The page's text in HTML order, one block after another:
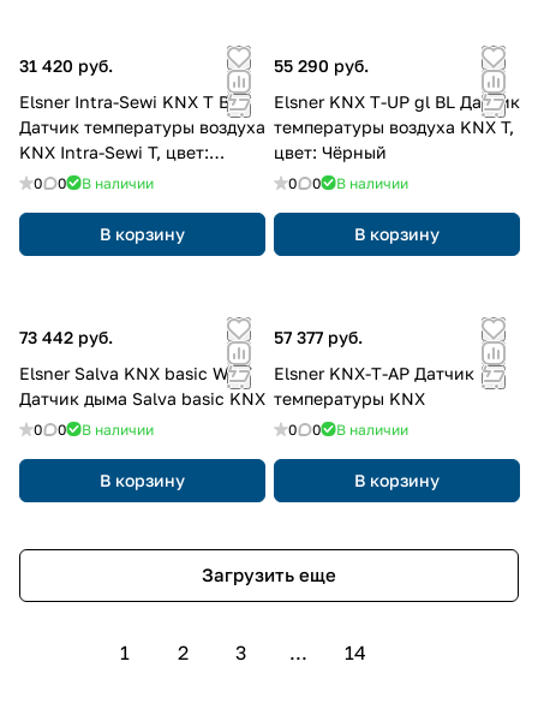
31 420 руб.
Elsner Intra-Sewi KNX T BL
Датчик температуры воздуха
KNX Intra-Sewi T, цвет:
Чёрный
0 0 В наличии
В корзину
55 290 руб.
Elsner KNX T-UP gl BL Датчик
температуры воздуха KNX T,
цвет: Чёрный
0 0 В наличии
В корзину
73 442 руб.
Elsner Salva KNX basic WHT
Датчик дыма Salva basic KNX
0 0 В наличии
В корзину
57 377 руб.
Elsner KNX-T-AP Датчик
температуры KNX
0 0 В наличии
В корзину
Загрузить еще
1 2 3 ... 14